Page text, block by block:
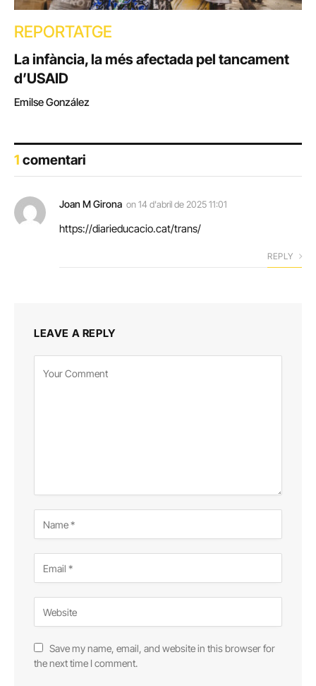
REPORTATGE
La infància, la més afectada pel tancament
d’USAID
Emilse González
1 comentari
Joan M Girona on14 d'abril de 2025 11:01
https://diarieducacio.cat/trans/
REPLY
LEAVE A REPLY
Save my name, email, and website in this browser for
the next time I comment.